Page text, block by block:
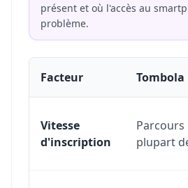
présent et où l'accès au
problème.
Facteur Tombola
Vitesse
d'inscription
plupart